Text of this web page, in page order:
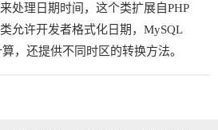
处理日期时间，这个类扩展自PHP
允许开发者格式化日期，MySQL
，还提供不同时区的转换方法。